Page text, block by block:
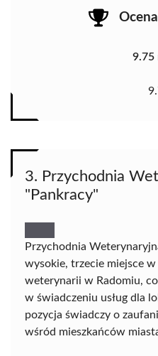
9.75
3. Przychodnia
"Pankracy"
Przychodnia
wysokie, trzecie miejsce
weterynarii w Radomiu,
w świadczeniu usług dla
pozycja świadczy o
wśród mieszkańców